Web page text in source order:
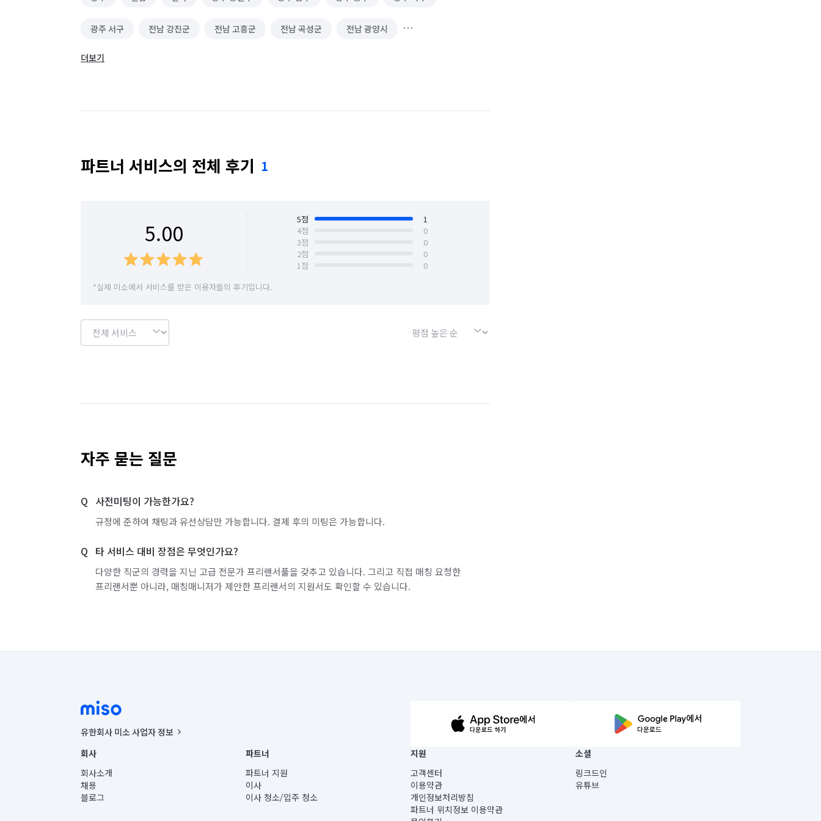
광주 서구 전남 강진군 전남 고흥군 전남 곡성군 전남 광양시
전남 구례군
전남 함평군 전남 해남군 전남 화순군
전북 장수군 전북 전주시 덕진구
전북 전주시 완산구 전북 정읍시
더보기
파트너 서비스의 전체 후기 1
5.00 5점
1
4점
0
3점
0
2점
0
1점
0
*실제 미소에서 서비스를 받은 이용자들의 후기입니다.
자주 묻는 질문
사전미팅이 가능한가요?
규정에 준하여 채팅과 유선상담만 가능합니다. 결제 후의 미팅은 가능합니다.
타 서비스 대비 장점은 무엇인가요?
다양한 직군의 경력을 지닌 고급 전문가 프리랜서풀을 갖추고 있습니다. 그리고 직접 매칭 요청한
프리랜서뿐 아니라, 매칭매니저가 제안한 프리랜서의 지원서도 확인할 수 있습니다.
유한회사 미소 사업자 정보
사업자등록번호 : 291-87-00271 | 인허가번호 : 2016-3220163-14-5-00019 |
통신판매신고번호 : 2024-서울종로-1400(공정거래위원회 정보) |
대표이사 : CHING VICTOR COLUMBIA RHEE
주소 | 본사: 서울특별시 종로구 율곡로 6(중학동, 트윈트리빌딩) B동 5층
컨택센터 : 서울특별시 종로구 수송동 율곡로 24, 7층, 8층 미소
회사
회사소개
채용
블로그
파트너
파트너 지원
이사
이사 청소/입주 청소
지원
고객센터
이용약관
개인정보처리방침
파트너 위치정보 이용약관
소셜
링크드인
유튜브